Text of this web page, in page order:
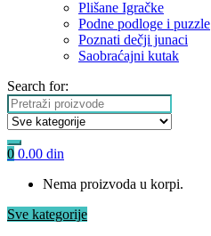
Plišane Igračke
Podne podloge i puzzle
Poznati dečji junaci
Saobraćajni kutak
Search for:
0 0.00 din
Nema proizvoda u korpi.
Sve kategorije